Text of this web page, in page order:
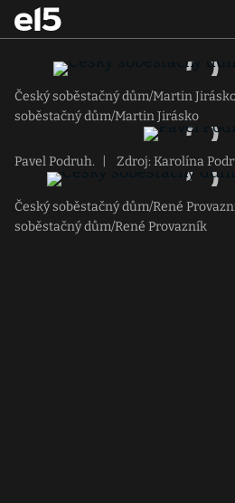
Český soběstačný dům/Martin
soběstačný dům/Martin Jirásko
Pavel Podruh. Zdroj: Karolína
Český soběstačný dům/René
soběstačný dům/René Provazník